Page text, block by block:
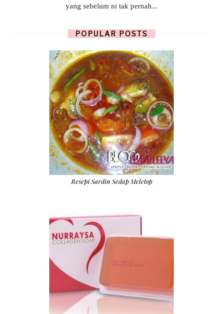
yang sebelum ni tak pernah...
POPULAR POSTS
Resepi Sardin Sedap Meletop